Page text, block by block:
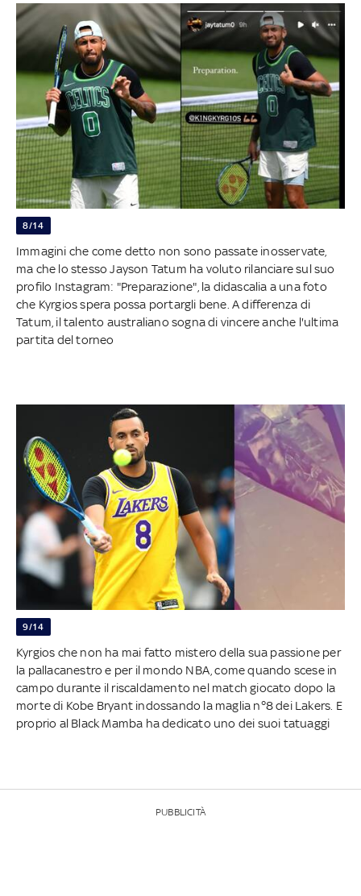
8/14
Immagini che come detto non sono passate inosservate,
ma che lo stesso Jayson Tatum ha voluto rilanciare sul suo
profilo Instagram: "Preparazione", la didascalia a una foto
che Kyrgios spera possa portargli bene. A differenza di
Tatum, il talento australiano sogna di vincere anche l'ultima
partita del torneo
9/14
Kyrgios che non ha mai fatto mistero della sua passione per
la pallacanestro e per il mondo NBA, come quando scese in
campo durante il riscaldamento nel match giocato dopo la
morte di Kobe Bryant indossando la maglia n°8 dei Lakers. E
proprio al Black Mamba ha dedicato uno dei suoi tatuaggi
PUBBLICITÀ